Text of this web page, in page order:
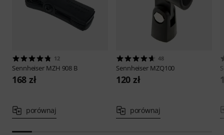
12
Sennheiser MZH 908 B
168 zł
porównaj
48
Sennheiser MZQ100
120 zł
porównaj